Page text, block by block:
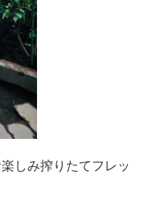
しみ搾りたてフレッ